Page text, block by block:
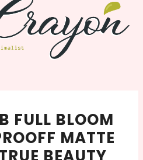
FULL BLOOM
MATTE